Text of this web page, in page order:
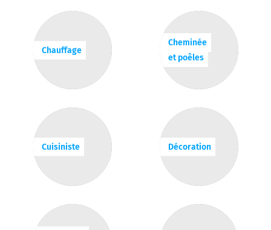
Chauffage
Cheminée
et poêles
Cuisiniste Décoration